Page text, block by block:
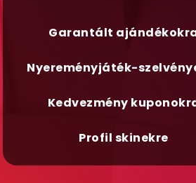
Garantált
Nyereményjáték-
Kedvezmény
Profil skinekre